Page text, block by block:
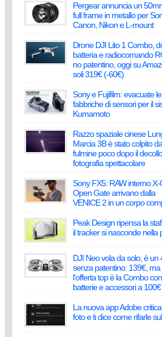
Pergear annuncia un
full frame in metallo per
Canon, Nikon e L-mount
Drone DJI Lito 1 Combo,
batteria e radiocomando
no patentino, oggi su
soli 319€ (-60€)
Sony e Fujifilm: evacuate le
fabbriche di sensori per il
Kumamoto
Razzo spaziale cinese
Marcia 3B è stato colpito
fulmine poco dopo il
fotografia spettacolare
Sony FX5: RAW interno
Open Gate arrivano dalla
VENICE 2 in un corpo
Peak Design ripensa la
il tracker si nasconde nella
DJI Neo vola da solo, è un
senza patentino: 139€, ma
l'offerta top è la Combo
batterie e accessori a
La nuova app Adobe
foto e ti dice come rifarle